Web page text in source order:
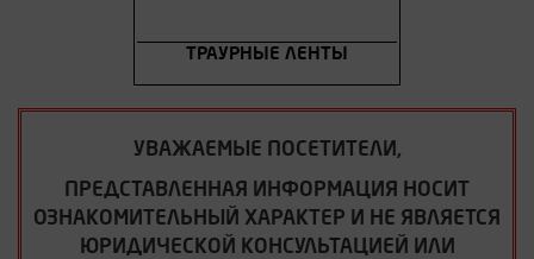
ТРАУРНЫЕ ЛЕНТЫ
УВАЖАЕМЫЕ ПОСЕТИТЕЛИ,
ПРЕДСТАВЛЕННАЯ ИНФОРМАЦИЯ НОСИТ
ОЗНАКОМИТЕЛЬНЫЙ ХАРАКТЕР И НЕ ЯВЛЯЕТСЯ
ЮРИДИЧЕСКОЙ КОНСУЛЬТАЦИЕЙ ИЛИ